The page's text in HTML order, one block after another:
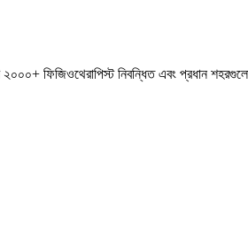
২০০০+ ফিজিওথেরাপিস্ট নিবন্ধিত এবং প্রধান